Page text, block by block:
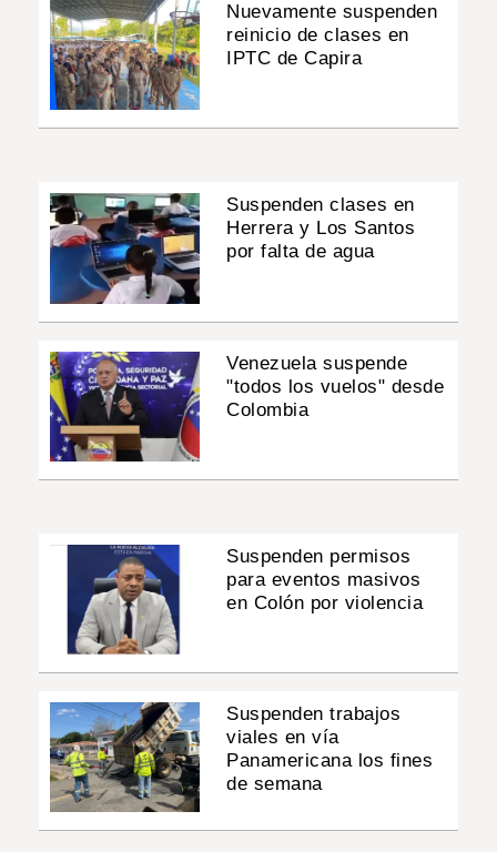
Nuevamente suspenden
reinicio de clases en
IPTC de Capira
Suspenden clases en
Herrera y Los Santos
por falta de agua
Venezuela suspende
"todos los vuelos" desde
Colombia
Suspenden permisos
para eventos masivos
en Colón por violencia
Suspenden trabajos
viales en vía
Panamericana los fines
de semana